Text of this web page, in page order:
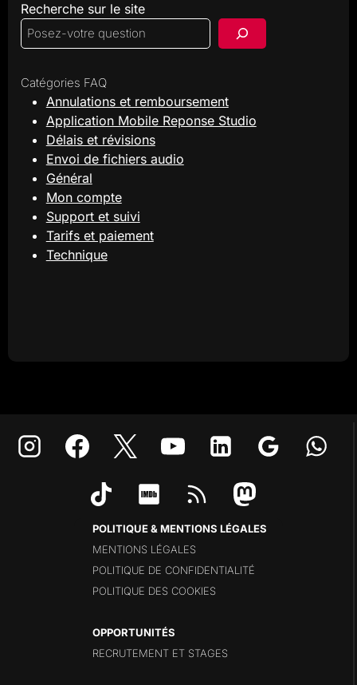
Recherche sur le site
Catégories FAQ
Annulations et remboursement
Application Mobile Reponse Studio
Délais et révisions
Envoi de fichiers audio
Général
Mon compte
Support et suivi
Tarifs et paiement
Technique
POLITIQUE & MENTIONS LÉGALES
MENTIONS LÉGALES
POLITIQUE DE CONFIDENTIALITÉ
POLITIQUE DES COOKIES
OPPORTUNITÉS
RECRUTEMENT ET STAGES